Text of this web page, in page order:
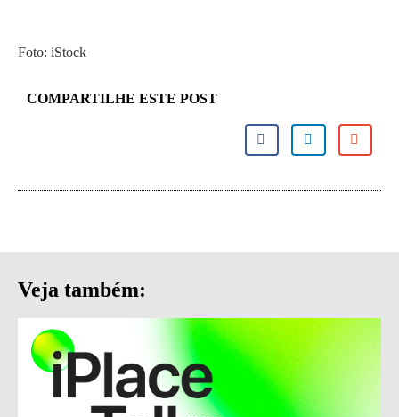
Foto: iStock
COMPARTILHE ESTE POST
Veja também: